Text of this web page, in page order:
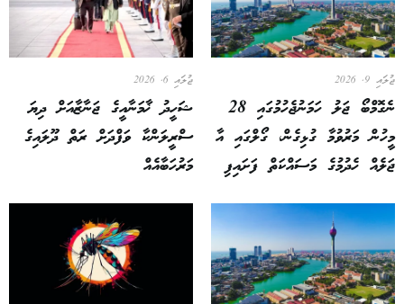
ޖުލައި 9, 2026
ނެގޮމްބޯ ޖަލު ހަމަނުޖެހުމުގައި 28
މީހުން މަރުވުމާ ގުޅިގެން، ގޯލްގައި އާ
ޖަލެއް ހެދުމުގެ މަސައްކަތް ފަށައިފި
ޖުލައި 6, 2026
ޝަހީދު ޚާމަނާއީގެ ޖަނާޒާއަށް ދިޔަ
ސްރީލަންކާ ވަފްދަށް ރަތް ދޫލައިގެ
މަރުހަބާއެއް